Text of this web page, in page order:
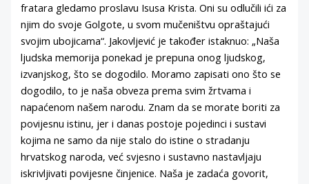
fratara gledamo proslavu Isusa Krista. Oni su odlučili ići za
njim do svoje Golgote, u svom mučeništvu opraštajući
svojim ubojicama“. Jakovljević je također istaknuo: „Naša
ljudska memorija ponekad je prepuna onog ljudskog,
izvanjskog, što se dogodilo. Moramo zapisati ono što se
dogodilo, to je naša obveza prema svim žrtvama i
napaćenom našem narodu. Znam da se morate boriti za
povijesnu istinu, jer i danas postoje pojedinci i sustavi
kojima ne samo da nije stalo do istine o stradanju
hrvatskog naroda, već svjesno i sustavno nastavljaju
iskrivljivati povijesne činjenice. Naša je zadaća govorit,